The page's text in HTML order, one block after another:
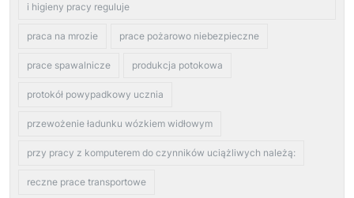
i higieny pracy reguluje
praca na mrozie prace pożarowo niebezpieczne
prace spawalnicze produkcja potokowa
protokół powypadkowy ucznia
przewożenie ładunku wózkiem widłowym
przy pracy z komputerem do czynników uciążliwych należą:
reczne prace transportowe